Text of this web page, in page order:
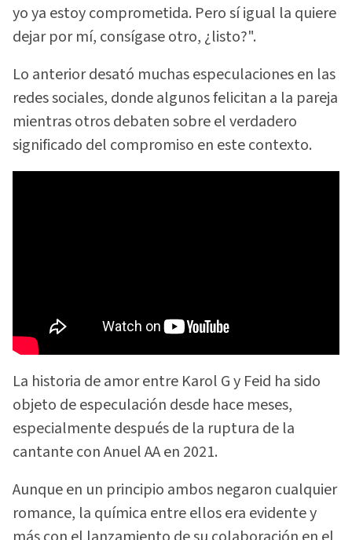
yo ya estoy comprometida. Pero sí igual la quiere
dejar por mí, consígase otro, ¿listo?".
Lo anterior desató muchas especulaciones en las
redes sociales, donde algunos felicitan a la pareja
mientras otros debaten sobre el verdadero
significado del compromiso en este contexto.
La historia de amor entre Karol G y Feid ha sido
objeto de especulación desde hace meses,
especialmente después de la ruptura de la
cantante con Anuel AA en 2021.
Aunque en un principio ambos negaron cualquier
romance, la química entre ellos era evidente y